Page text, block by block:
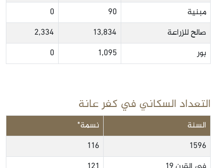
مبنية
90
0
صالح للزراعة
13,834
2,334
بور
1,095
0
التعداد السكاني في كفر عانة
السنة
نسمة*
1596
116